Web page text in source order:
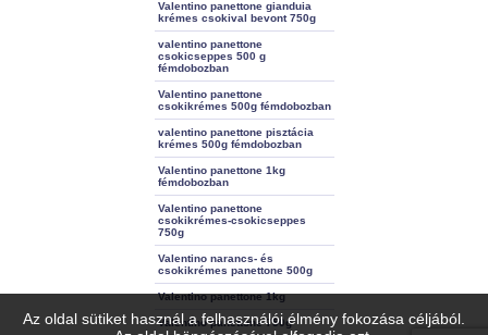
Az oldal sütiket használ a felhasználói élmény fokozása céljából.
Valentino panettone gianduia
krémes csokival bevont 750g
valentino panettone
csokicseppes 500 g
fémdobozban
Valentino panettone
csokikrémes 500g fémdobozban
valentino panettone pisztácia
krémes 500g fémdobozban
Valentino panettone 1kg
fémdobozban
Valentino panettone
csokikrémes-csokicseppes
750g
Valentino narancs- és
csokikrémes panettone 500g
Valentino panettone 1kg
Valentino panettone 750g